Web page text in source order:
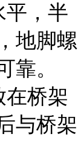
，半
地脚螺
靠。
桥架
与桥架